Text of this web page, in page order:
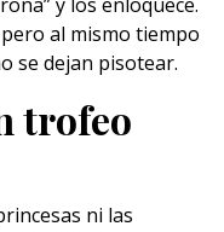
al mismo tiempo
se dejan pisotear.
trofeo
ni las